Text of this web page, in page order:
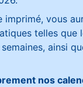
imprimé, vous
telles que
ainsi
nos